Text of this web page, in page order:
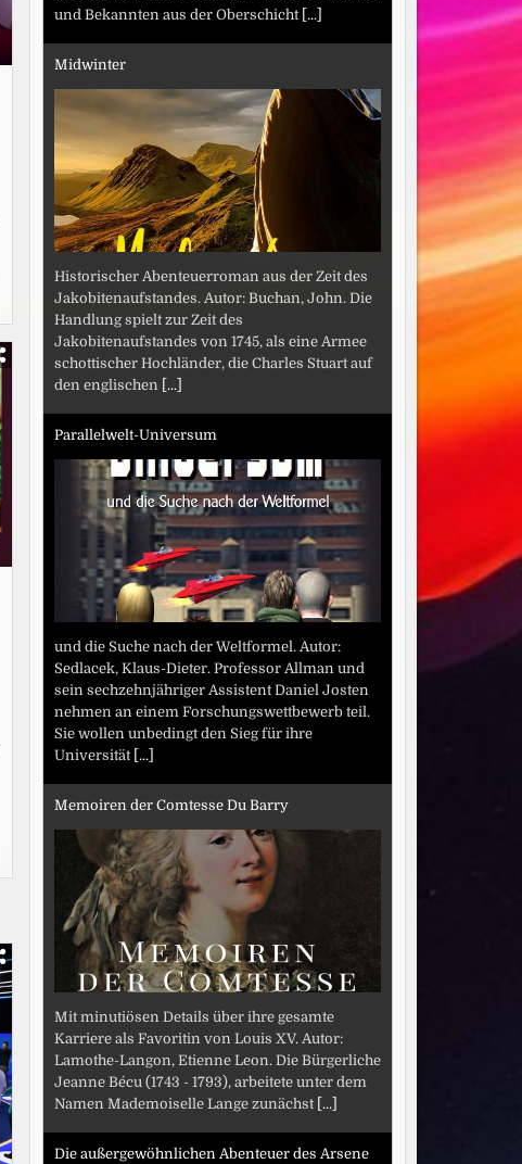
und Bekannten aus der Oberschicht [...]
Midwinter
Historischer Abenteuerroman aus der Zeit des
Jakobitenaufstandes. Autor: Buchan, John. Die
Handlung spielt zur Zeit des
Jakobitenaufstandes von 1745, als eine Armee
schottischer Hochländer, die Charles Stuart auf
den englischen [...]
Parallelwelt-Universum
und die Suche nach der Weltformel. Autor:
Sedlacek, Klaus-Dieter. Professor Allman und
sein sechzehnjähriger Assistent Daniel Josten
nehmen an einem Forschungswettbewerb teil.
Sie wollen unbedingt den Sieg für ihre
Universität [...]
Memoiren der Comtesse Du Barry
Mit minutiösen Details über ihre gesamte
Karriere als Favoritin von Louis XV. Autor:
Lamothe-Langon, Etienne Leon. Die Bürgerliche
Jeanne Bécu (1743 - 1793), arbeitete unter dem
Namen Mademoiselle Lange zunächst [...]
Die außergewöhnlichen Abenteuer des Arsene